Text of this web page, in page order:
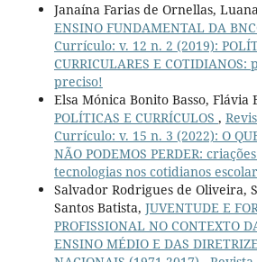
Janaína Farias de Ornellas,
ENSINO FUNDAMENTAL DA
Currículo: v. 12 n. 2 (2019):
CURRICULARES E
preciso!
Elsa Mónica Bonito Basso, Flávia
POLÍTICAS E CURRÍCULOS ,
Currículo: v. 15 n. 3 (2022): O
NÃO PODEMOS PERDER:
tecnologias nos cotidianos
Salvador Rodrigues de Oliveira,
Santos Batista, JUVENTUDE E
PROFISSIONAL NO CONTEXTO
ENSINO MÉDIO E DAS